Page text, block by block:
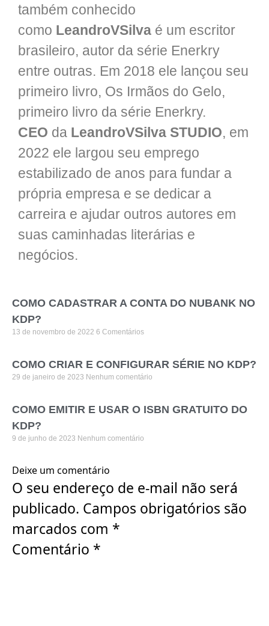
também conhecido
como LeandroVSilva é um escritor
brasileiro, autor da série Enerkry
entre outras. Em 2018 ele lançou seu
primeiro livro, Os Irmãos do Gelo,
primeiro livro da série Enerkry.
CEO da LeandroVSilva STUDIO, em
2022 ele largou seu emprego
estabilizado de anos para fundar a
própria empresa e se dedicar a
carreira e ajudar outros autores em
suas caminhadas literárias e
negócios.
COMO CADASTRAR A CONTA DO NUBANK NO
KDP?
13 de novembro de 2022 6 Comentários
COMO CRIAR E CONFIGURAR SÉRIE NO KDP?
29 de janeiro de 2023 Nenhum comentário
COMO EMITIR E USAR O ISBN GRATUITO DO
KDP?
9 de junho de 2023 Nenhum comentário
Deixe um comentário
O seu endereço de e-mail não será
publicado. Campos obrigatórios são
marcados com *
Comentário *